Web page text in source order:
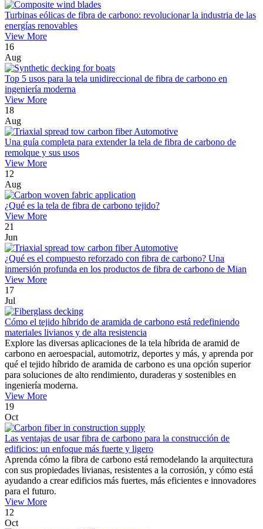
Turbinas eólicas de fibra de carbono: revolucionar la industria de las
energías renovables
View More
16
Aug
Top 5 usos para la tela unidireccional de fibra de carbono en
ingeniería moderna
View More
18
Aug
Una guía completa para extender la tela de fibra de carbono de
remolque y sus usos
View More
12
Aug
¿Qué es la tela de fibra de carbono tejido?
View More
21
Jun
¿Qué es el compuesto reforzado con fibra de carbono? Una
inmersión profunda en los productos de fibra de carbono de Mian
View More
17
Jul
Cómo el tejido híbrido de aramida de carbono está redefiniendo
materiales livianos y de alta resistencia
Explore las diversas aplicaciones de la tela híbrida de aramid de
carbono en aeroespacial, automotriz, deportes y más, y aprenda por
qué el tejido híbrido de aramida de carbono es una opción superior
para soluciones de alto rendimiento, duraderas y sostenibles en
ingeniería moderna.
View More
19
Oct
Las ventajas de usar fibra de carbono para la construcción de
edificios: un enfoque más fuerte y ligero
Aprenda cómo la fibra de carbono está remodelando la arquitectura
con sus propiedades livianas, resistentes a la corrosión, y cómo está
ayudando a crear edificios más fuertes, más eficientes e innovadores
para el futuro.
View More
12
Oct